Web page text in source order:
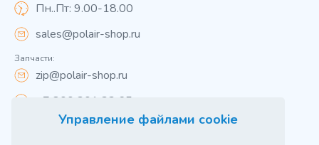
Управление файлами cookie
Пн..Пт: 9.00-18.00
sales@polair-shop.ru
Запчасти:
zip@polair-shop.ru
+7 800 301 33 65